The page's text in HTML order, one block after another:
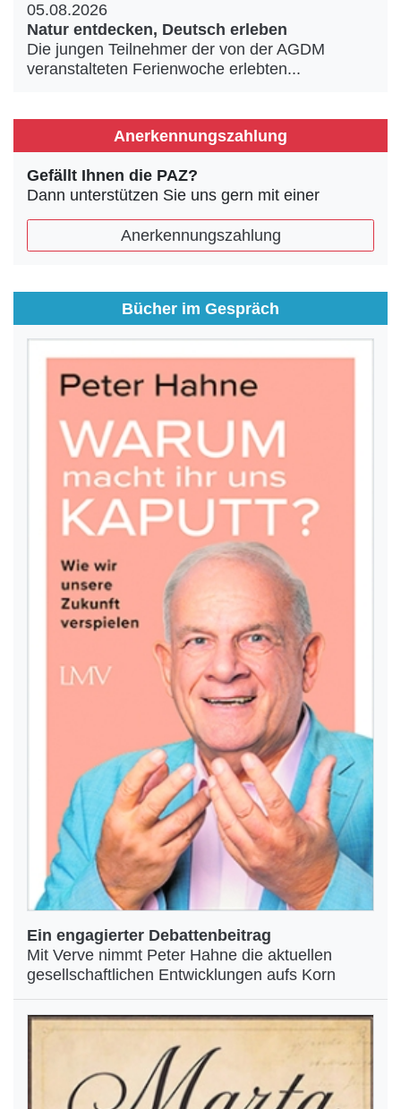
05.08.2026
Natur entdecken, Deutsch erleben
Die jungen Teilnehmer der von der AGDM
veranstalteten Ferienwoche erlebten...
Anerkennungszahlung
Gefällt Ihnen die PAZ?
Dann unterstützen Sie uns gern mit einer
Anerkennungszahlung
Bücher im Gespräch
Ein engagierter Debattenbeitrag
Mit Verve nimmt Peter Hahne die aktuellen
gesellschaftlichen Entwicklungen aufs Korn